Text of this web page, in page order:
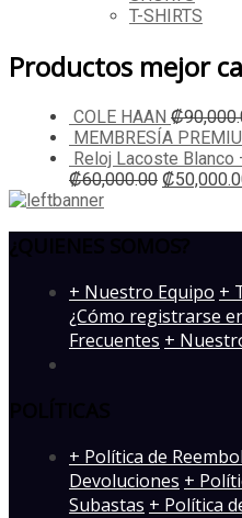
T-SHIRTS
Productos mejor
COLE HAAN ₡
MEMBRESÍA
Reloj Lacoste
₡60,000.00 ₡
­+ Nuestro Equipo +
¿Cómo registrarse
Frecuentes +
+ Política de
Devoluciones +
Subastas + Política